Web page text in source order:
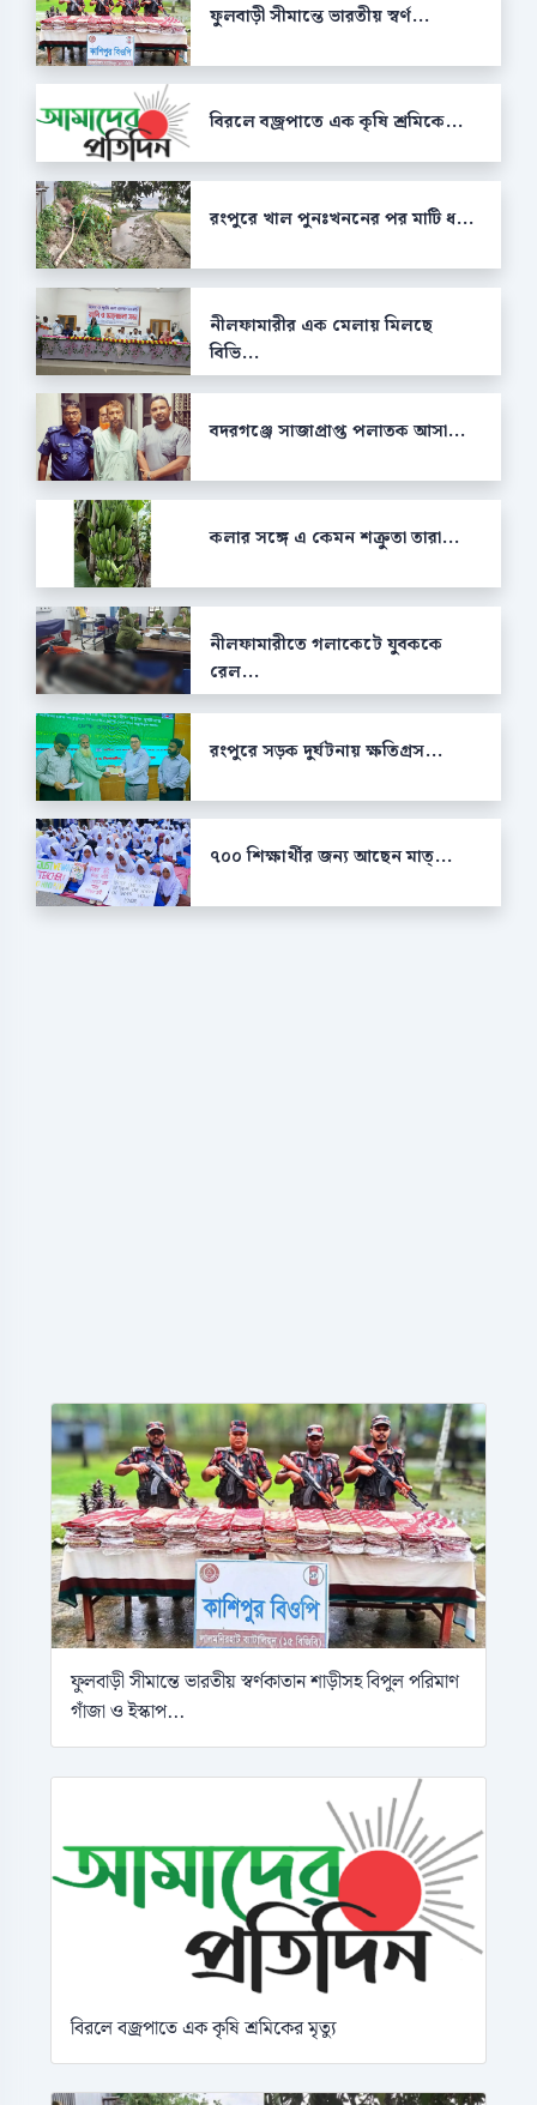
ফুলবাড়ী সীমান্তে ভারতীয় স্বর্ণ...
বিরলে বজ্রপাতে এক কৃষি শ্রমিকে...
রংপুরে খাল পুনঃখননের পর মাটি ধ...
নীলফামারীর এক মেলায় মিলছে
বিভি...
বদরগঞ্জে সাজাপ্রাপ্ত পলাতক আসা...
কলার সঙ্গে এ কেমন শক্রুতা তারা...
নীলফামারীতে গলাকেটে যুবককে
রেল...
রংপুরে সড়ক দুর্ঘটনায় ক্ষতিগ্রস...
৭০০ শিক্ষার্থীর জন্য আছেন মাত্...
ফুলবাড়ী সীমান্তে ভারতীয় স্বর্ণকাতান শাড়ীসহ বিপুল পরিমাণ
গাঁজা ও ইস্কাপ...
বিরলে বজ্রপাতে এক কৃষি শ্রমিকের মৃত্যু